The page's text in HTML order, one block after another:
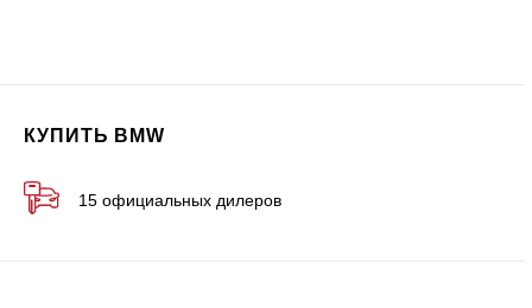
КУПИТЬ BMW
15 официальных дилеров